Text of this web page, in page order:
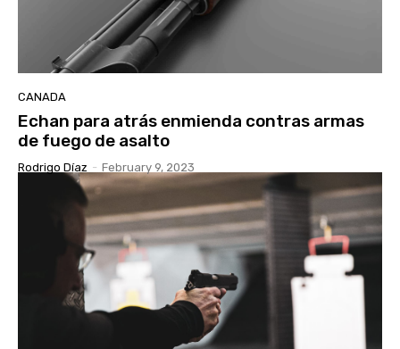
CANADA
Echan para atrás enmienda contras armas
de fuego de asalto
Rodrigo Díaz - February 9, 2023